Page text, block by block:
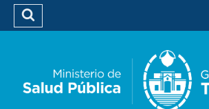
Biblioteca
Buscar